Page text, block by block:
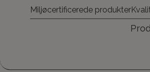
Miljøcertificerede produkter